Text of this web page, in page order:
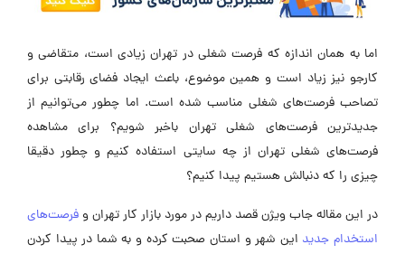
اما به همان اندازه که فرصت شغلی در تهران زیادی است، متقاضی و
کارجو نیز زیاد است و همین موضوع، باعث ایجاد فضای رقابتی برای
تصاحب فرصت‌های شغلی مناسب شده است. اما چطور می‌توانیم از
جدیدترین فرصت‌های شغلی تهران باخبر شویم؟ برای مشاهده
فرصت‌های شغلی تهران از چه سایتی استفاده کنیم و چطور دقیقا
چیزی را که دنبالش هستیم پیدا کنیم؟
در این مقاله جاب ویژن قصد داریم در مورد بازار کار تهران و فرصت‌های
استخدام جدید این شهر و استان صحبت کرده و به شما در پیدا کردن